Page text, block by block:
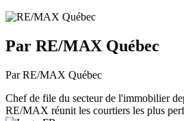
Par RE/MAX Québec
Par RE/MAX Québec
Chef de file du secteur de l'immobilier
RE/MAX réunit les courtiers les plus